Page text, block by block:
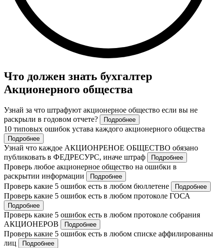
Что должен знать бухгалтер
Акционерного общества
Узнай за что штрафуют акционерное общество если вы не
раскрыли в годовом отчете?
Подробнее
10 типовых ошибок устава каждого акционерного общества
Подробнее
Узнай что каждое АКЦИОНРЕНОЕ ОБЩЕСТВО обязано
публиковать в ФЕДРЕСУРС, иначе штраф
Подробнее
Проверь любое акционерное общество на ошибки в
раскрытии информации
Подробнее
Проверь какие 5 ошибок есть в любом бюллетене Подробнее
Проверь какие 5 ошибок есть в любом протоколе ГОСА
Подробнее
Проверь какие 5 ошибок есть в любом протоколе собрания
АКЦИОНЕРОВ
Подробнее
Проверь какие 5 ошибок есть в любом списке аффилированны
лиц
Подробнее